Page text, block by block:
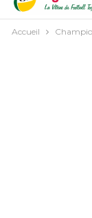
Accueil